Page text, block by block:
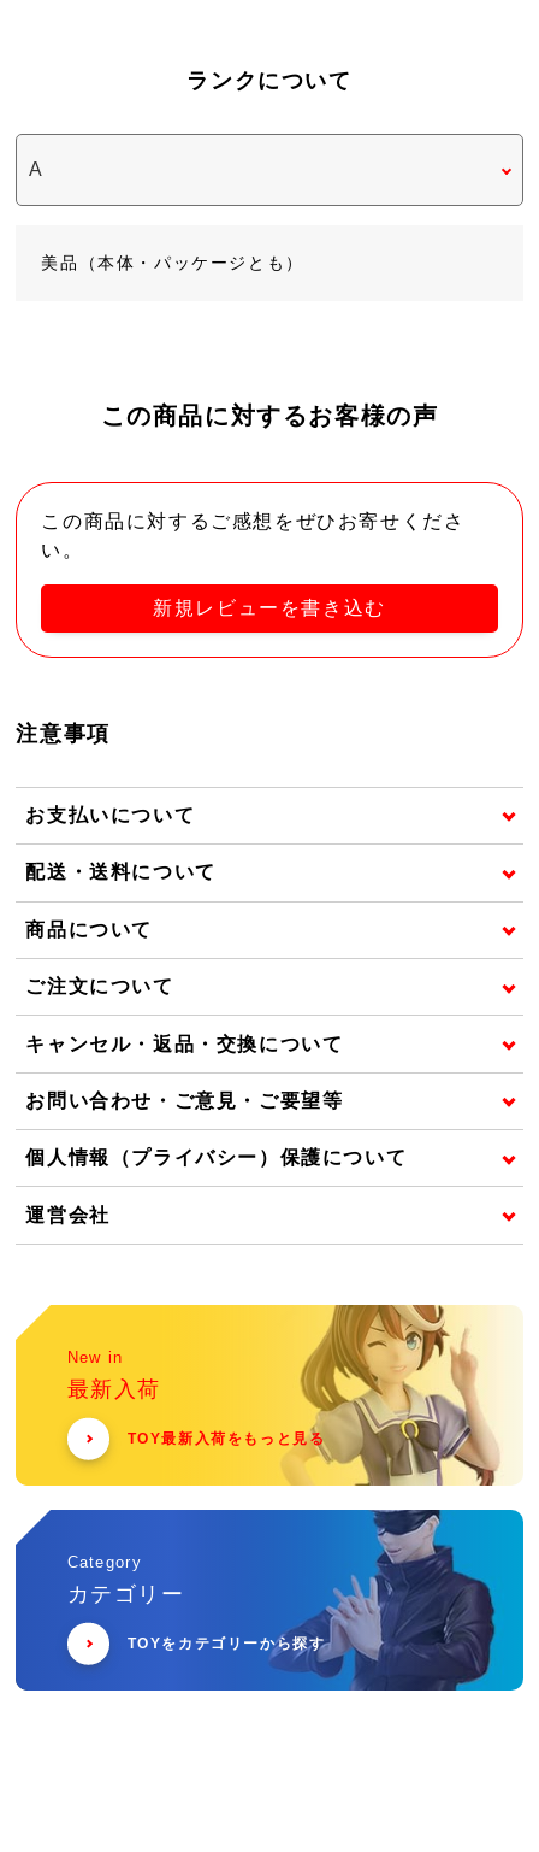
ランクについて
美品（本体・パッケージとも）
この商品に対するお客様の声
この商品に対するご感想をぜひお寄せくださ
い。
新規レビューを書き込む
注意事項
お支払いについて
配送・送料について
商品について
ご注文について
キャンセル・返品・交換について
お問い合わせ・ご意見・ご要望等
個人情報（プライバシー）保護について
運営会社
New in
最新入荷
TOY最新入荷をもっと見る
Category
カテゴリー
TOYをカテゴリーから探す